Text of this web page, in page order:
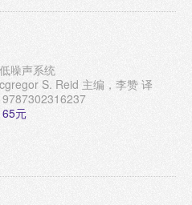
噪声系统
S. Reid 主编，李赞 译
9787302316237
元